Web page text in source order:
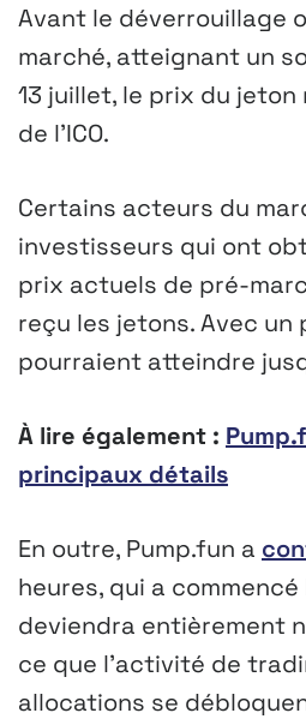
Avant le déverrouillage
marché, atteignant un
13 juillet, le prix du
de l’ICO.
Certains acteurs du
investisseurs qui ont
prix actuels de pré-
reçu les jetons. Avec
pourraient atteindre
À lire également :
principaux détails
En outre, Pump.fun a
heures, qui a
deviendra entièrement
ce que l’activité de
allocations se